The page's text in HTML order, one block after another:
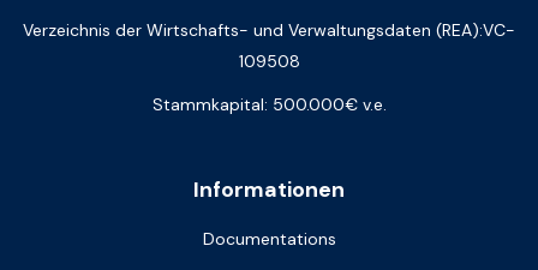
Informationen
Documentations
Verzeichnis der Wirtschafts- und Verwaltungsdaten (REA):VC-
109508
Stammkapital: 500.000€ v.e.